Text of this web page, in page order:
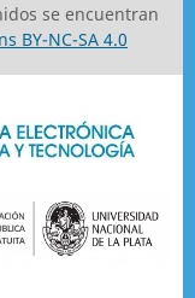
se encuentran
BY-NC-SA 4.0